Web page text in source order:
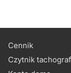
Cennik
Czytnik